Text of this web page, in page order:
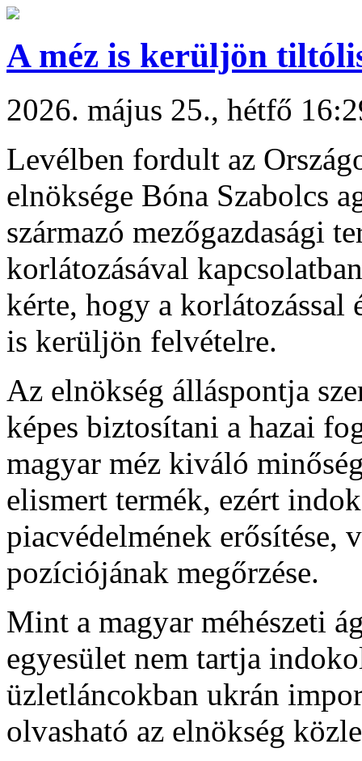
A méz is kerüljön
2026. május 25., hétfő
Levélben fordult az
elnöksége Bóna Szabolcs
származó mezőgazdasági
korlátozásával
kérte, hogy a korlátozással
is kerüljön felvételre.
Az elnökség álláspontja
képes biztosítani a hazai
magyar méz kiváló
elismert termék, ezért
piacvédelmének erősítése,
pozíciójának megőrzése.
Mint a magyar méhészeti
egyesület nem tartja
üzletláncokban ukrán
olvasható az elnökség